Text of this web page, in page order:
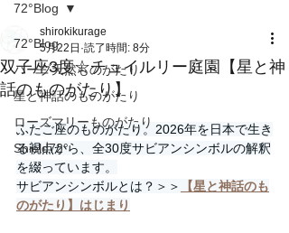
72°Blog
ハーブ天然ものがたり
星と神話のものがたり
ローズマリーものがたり
Shield72°
72°Blog
双子座3度☆チュイルリー庭園【星と神
話のものがたり】
shirokikurage
5月22日 読了時間: 8分
ふたご座のものがたり。2026年を日本で生き
る視点から、全30度サビアンシンボルの解釈
を綴っています。
サビアンシンボルとは？＞＞
【星と神話のも
のがたり】はじまり